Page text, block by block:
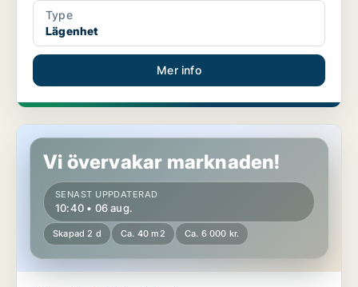
Type
Lägenhet
Mer info
Lägenhet i Hässleholm
Vi övervakar marknaden!
SENAST UPPDATERAD
10:40 • 06 aug.
Skapad 2 d Ca. 40 m2 Ca. 6 000 kr.